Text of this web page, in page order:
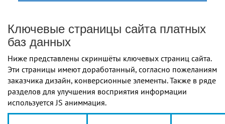
Ключевые страницы сайта платных
баз данных
Ниже представлены скриншёты ключевых страниц сайта.
Эти страницы имеют доработанный, согласно пожеланиям
заказчика дизайн, конверсионные элементы. Также в ряде
разделов для улучшения восприятия информации
используется JS аниммация.